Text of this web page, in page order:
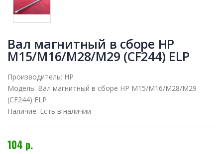
Вал магнитный в сборе HP
M15/M16/M28/M29 (CF244) ELP
Производитель: HP
Модель: Вал магнитный в сборе HP M15/M16/M28/M29
(CF244) ELP
Наличие: Есть в наличии
104 р.